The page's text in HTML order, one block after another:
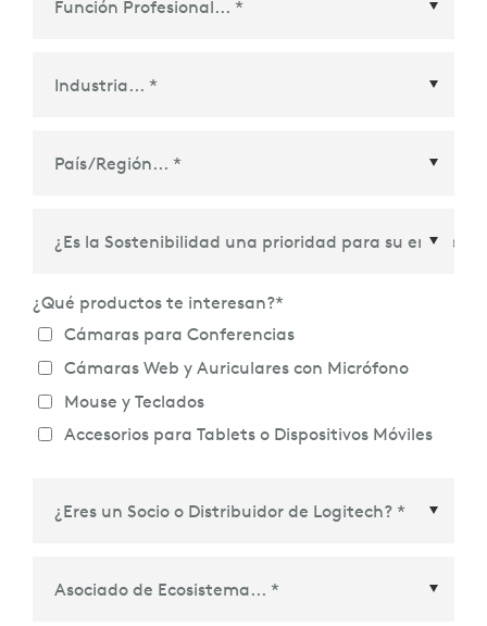
¿Qué productos te interesan?*
Cámaras para Conferencias
Cámaras Web y Auriculares con Micrófono
Mouse y Teclados
Accesorios para Tablets o Dispositivos Móviles